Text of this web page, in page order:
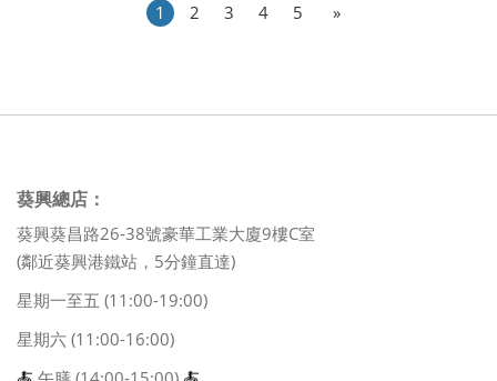
1 2 3 4 5 »
葵興總店：
葵興葵昌路26-38號豪華工業大廈9樓C室
(鄰近葵興港鐵站，5分鐘直達)
星期一至五 (11:00-19:00)
星期六 (11:00-16:00)